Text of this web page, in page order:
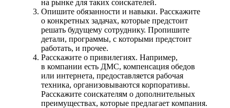
на рынке для таких соискателей.
Опишите обязанности и навыки. Расскажите
о конкретных задачах, которые предстоит
решать будущему сотруднику. Пропишите
детали, программы, с которыми предстоит
работать, и прочее.
Расскажите о привилегиях. Например,
в компании есть ДМС, компенсация обедов
или интернета, предоставляется рабочая
техника, организовываются корпоративы.
Расскажите соискателям о дополнительных
преимуществах, которые предлагает компания.